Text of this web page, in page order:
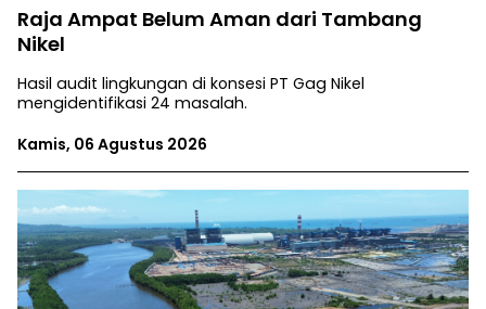
Raja Ampat Belum Aman dari Tambang
Nikel
Hasil audit lingkungan di konsesi PT Gag Nikel
mengidentifikasi 24 masalah.
Kamis, 06 Agustus 2026